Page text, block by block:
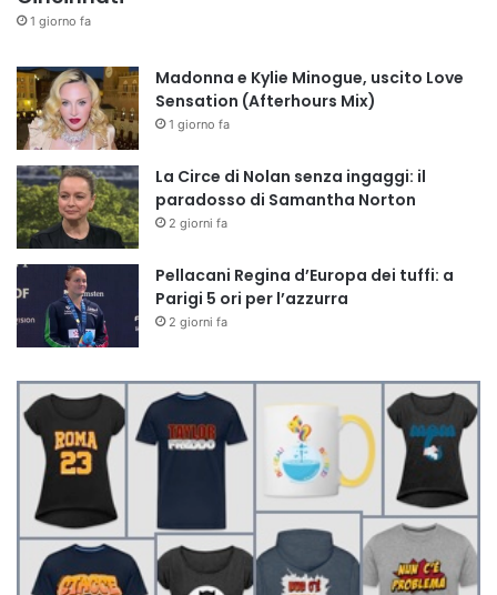
1 giorno fa
Madonna e Kylie Minogue, uscito Love
Sensation (Afterhours Mix)
1 giorno fa
La Circe di Nolan senza ingaggi: il
paradosso di Samantha Norton
2 giorni fa
Pellacani Regina d’Europa dei tuffi: a
Parigi 5 ori per l’azzurra
2 giorni fa